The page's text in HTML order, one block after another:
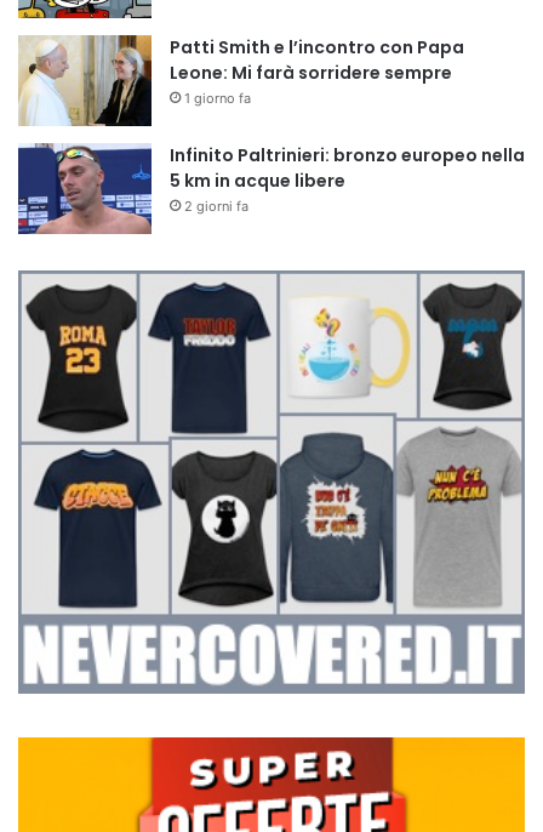
Patti Smith e l’incontro con Papa
Leone: Mi farà sorridere sempre
1 giorno fa
Infinito Paltrinieri: bronzo europeo nella
5 km in acque libere
2 giorni fa